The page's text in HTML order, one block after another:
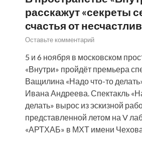
расскажут «секреты
счастья от
Оставьте комментарий
5 и 6 ноября в московском
«Внутри» пройдёт премьера
Ващилина «Надо что-то
Ивана Андреева. Спектакль
делать» вырос из эскизной
представленной летом на V
«АРТХАБ» в МХТ имени